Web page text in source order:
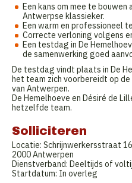
Een kans om mee te bouwen
Antwerpse klassieker.
Een warm en professioneel
Correcte verloning volgens
Een testdag in De
de samenwerking goed
De testdag vindt plaats in De
het team zich voorbereidt op
van Antwerpen.
De Hemelhoeve en Désiré de
hetzelfde team.
Solliciteren
Locatie: Schrijnwerkersstraat 16
2000 Antwerpen
Dienstverband: Deeltijds of
Startdatum: In overleg